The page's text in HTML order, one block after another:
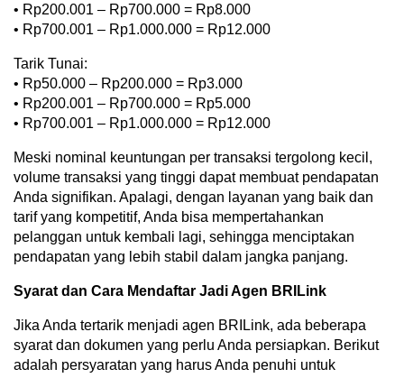
• Rp200.001 – Rp700.000 = Rp8.000
• Rp700.001 – Rp1.000.000 = Rp12.000
Tarik Tunai:
• Rp50.000 – Rp200.000 = Rp3.000
• Rp200.001 – Rp700.000 = Rp5.000
• Rp700.001 – Rp1.000.000 = Rp12.000
Meski nominal keuntungan per transaksi tergolong kecil,
volume transaksi yang tinggi dapat membuat pendapatan
Anda signifikan. Apalagi, dengan layanan yang baik dan
tarif yang kompetitif, Anda bisa mempertahankan
pelanggan untuk kembali lagi, sehingga menciptakan
pendapatan yang lebih stabil dalam jangka panjang.
Syarat dan Cara Mendaftar Jadi Agen BRILink
Jika Anda tertarik menjadi agen BRILink, ada beberapa
syarat dan dokumen yang perlu Anda persiapkan. Berikut
adalah persyaratan yang harus Anda penuhi untuk